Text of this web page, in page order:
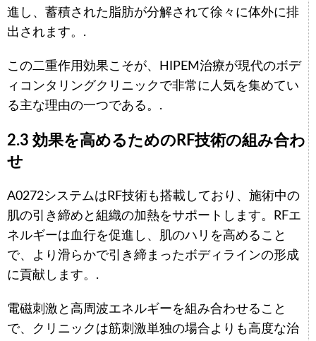
進し、蓄積された脂肪が分解されて徐々に体外に排
出されます。.
この二重作用効果こそが、HIPEM治療が現代のボデ
ィコンタリングクリニックで非常に人気を集めてい
る主な理由の一つである。.
2.3 効果を高めるためのRF技術の組み合わ
せ
A0272システムはRF技術も搭載しており、施術中の
肌の引き締めと組織の加熱をサポートします。RFエ
ネルギーは血行を促進し、肌のハリを高めること
で、より滑らかで引き締まったボディラインの形成
に貢献します。.
電磁刺激と高周波エネルギーを組み合わせること
で、クリニックは筋刺激単独の場合よりも高度な治